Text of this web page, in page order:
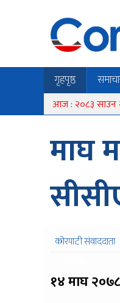
गृहपृष्ठ
आज : २०८३ साउन
माघ
कोरपाटी संवाददाता
१४ माघ